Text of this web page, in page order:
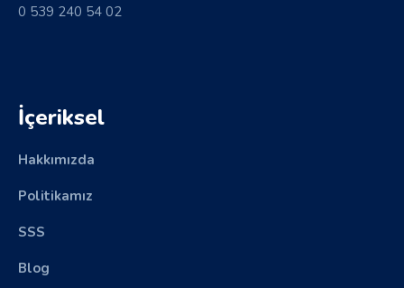
0 539 240 54 02
İçeriksel
Hakkımızda
Politikamız
SSS
Blog